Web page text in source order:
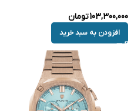
103,300,000تومان
افزودن به سبد خرید